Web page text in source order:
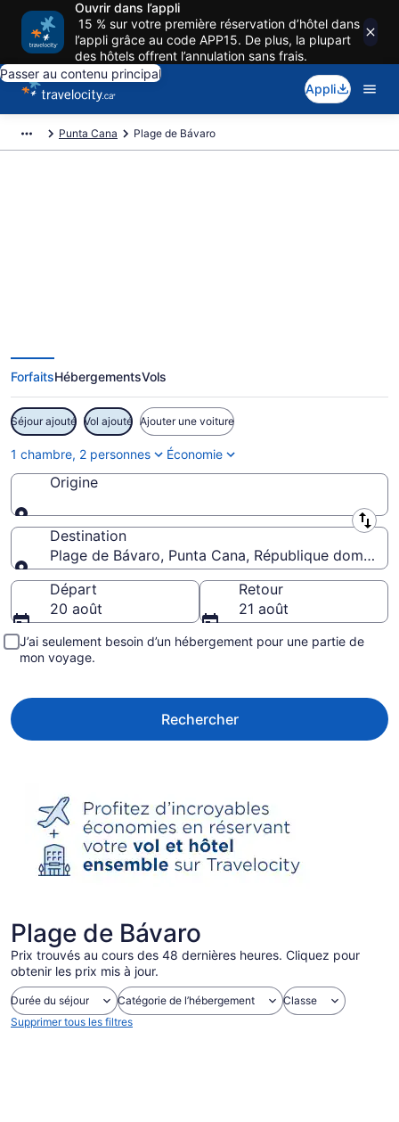
Ouvrir dans l’appli
15 % sur votre première réservation d’hôtel dans
l’appli grâce au code APP15. De plus, la plupart
des hôtels offrent l’annulation sans frais.
Passer au contenu principal
Appli
Punta Cana Plage de Bávaro
ForfaitsHébergementsVols
Séjour ajouté Vol ajouté Ajouter une voiture
1 chambre, 2 personnes Économie
Origine
Origine
Destination
Plage de Bávaro, Punta Cana, République
Destination
Départ
20 août
Retour
21 août
J’ai seulement besoin d’un hébergement pour une partie de
mon voyage.
Rechercher
Plage de Bávaro
Prix trouvés au cours des 48 dernières heures. Cliquez pour
obtenir les prix mis à jour.
Durée du séjour Catégorie de l’hébergement
Classe
Supprimer tous les filtres